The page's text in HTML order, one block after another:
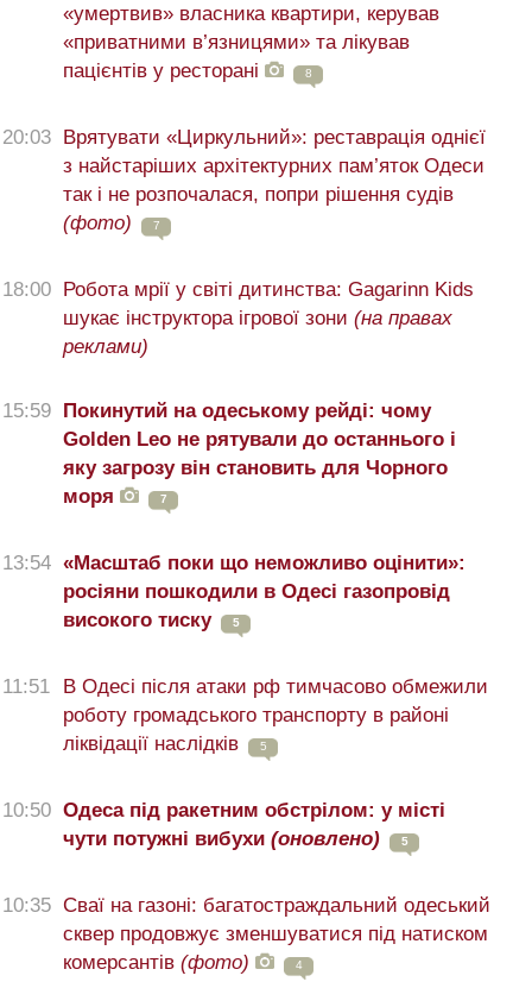
«умертвив» власника квартири, керував
«приватними в’язницями» та лікував
пацієнтів у ресторані
8
20:03 Врятувати «Циркульний»: реставрація однієї
з найстаріших архітектурних пам’яток Одеси
так і не розпочалася, попри рішення судів
(фото)
7
18:00 Робота мрії у світі дитинства: Gagarinn Kids
шукає інструктора ігрової зони (на правах
реклами)
15:59 Покинутий на одеському рейді: чому
Golden Leo не рятували до останнього і
яку загрозу він становить для Чорного
моря
7
13:54 «Масштаб поки що неможливо оцінити»:
росіяни пошкодили в Одесі газопровід
високого тиску
5
11:51
В Одесі після атаки рф тимчасово обмежили
роботу громадського транспорту в районі
ліквідації наслідків
5
10:50 Одеса під ракетним обстрілом: у місті
чути потужні вибухи (оновлено) 5
10:35 Сваї на газоні: багатостраждальний одеський
сквер продовжує зменшуватися під натиском
комерсантів (фото) 4